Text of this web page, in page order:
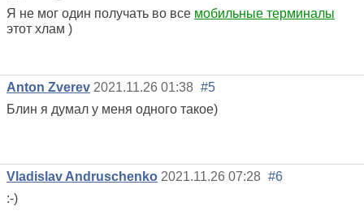
Я не мог один получать во все мобильные терминалы
этот хлам )
Anton Zverev 2021.11.26 01:38 #5
Блин я думал у меня одного такое)
Vladislav Andruschenko 2021.11.26 07:28 #6
:-)